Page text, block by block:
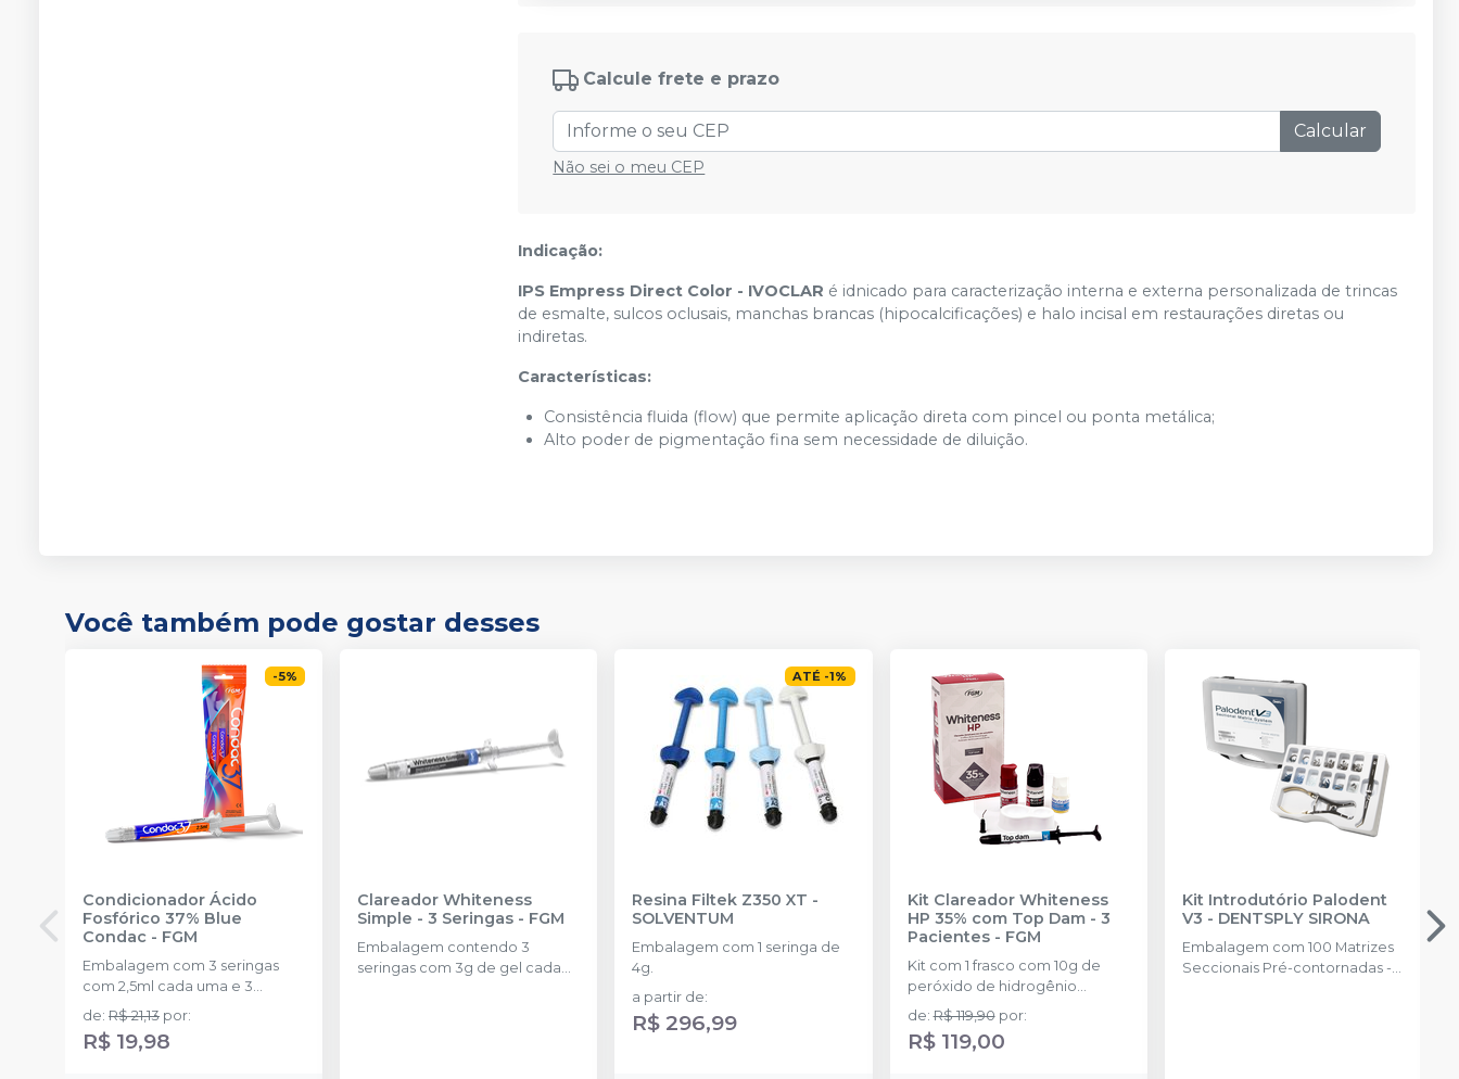
Calcule frete e prazo
Calcular
Não sei o meu CEP
Indicação:
IPS Empress Direct Color - IVOCLAR é idnicado para caracterização interna e externa personalizada de trincas
de esmalte, sulcos oclusais, manchas brancas (hipocalcificações) e halo incisal em restaurações diretas ou
indiretas.
Características:
Consistência fluida (flow) que permite aplicação direta com pincel ou ponta metálica;
Alto poder de pigmentação fina sem necessidade de diluição.
Você também pode gostar desses
-5%
Condicionador Ácido
Fosfórico 37% Blue
Condac - FGM
Embalagem com 3 seringas
com 2,5ml cada uma e 3
ponteiras para aplicação.
de: R$ 21,13 por:
R$ 19,98
Clareador Whiteness
Simple - 3 Seringas - FGM
Embalagem contendo 3
seringas com 3g de gel cada
ATÉ -1%
Resina Filtek Z350 XT -
SOLVENTUM
Embalagem com 1 seringa de
4g.
a partir de:
R$ 296,99
Kit Clareador Whiteness
HP 35% com Top Dam - 3
Pacientes- FGM
Kit com 1 frasco com 10g de
peróxido de hidrogênio
concentrado + 1 frasco com 5g
de espessante + 1 frasco com
2g de solução Neutralize
de:R$ 119,90 por:
R$ 119,00
Kit Introdutório Palodent
V3 - DENTSPLY SIRONA
Embalagem com 100 Matrizes
Seccionais Pré-contornadas -